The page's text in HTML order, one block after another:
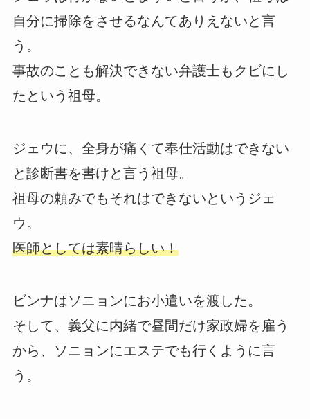
自分に掃除をさせるなんてありえないと言
う。
事故のことも解決できない弁護士もクビにし
たという祖母。
ジェウに、全身が痛くて奉仕活動はできない
と診断書を書けと言う祖母。
祖母の頼みでもそれはできないというジェ
ウ。
医師としては素晴らしい！
ビンナはソニョンにお小遣いを渡した。
そして、義父に内緒で昼間だけ家政婦を雇う
から、ソニョンにエステでも行くように言
う。